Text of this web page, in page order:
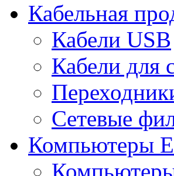
Кабельная
Кабели USB
Кабели для
Сетевые
Компьютеры